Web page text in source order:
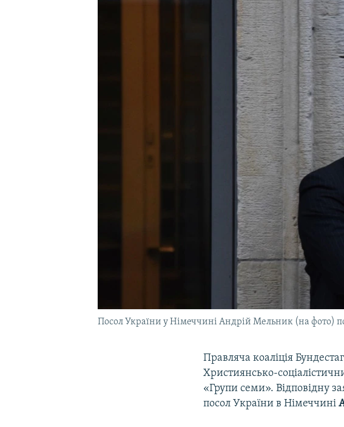
Посол України у Німеччині Андрій Мельник (на фото)
Правляча коаліція
Християнсько-
«Групи семи». Відповідну
посол України в Німеччині